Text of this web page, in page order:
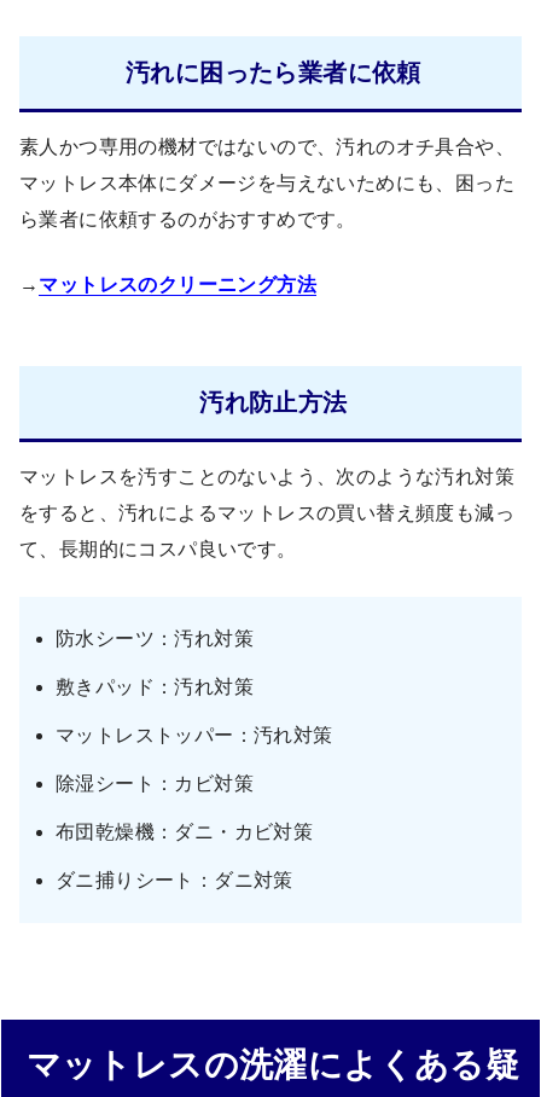
汚れに困ったら業者に依頼
素人かつ専用の機材ではないので、汚れのオチ具合や、
マットレス本体にダメージを与えないためにも、困った
ら業者に依頼するのがおすすめです。
→ マットレスのクリーニング方法
汚れ防止方法
マットレスを汚すことのないよう、次のような汚れ対策
をすると、汚れによるマットレスの買い替え頻度も減っ
て、長期的にコスパ良いです。
防水シーツ：汚れ対策
敷きパッド：汚れ対策
マットレストッパー：汚れ対策
除湿シート：カビ対策
布団乾燥機：ダニ・カビ対策
ダニ捕りシート：ダニ対策
マットレスの洗濯によくある疑